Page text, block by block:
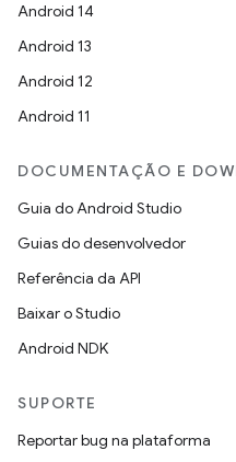
Android 14
Android 13
Android 12
Android 11
DOCUMENTAÇÃO E
Guia do Android Studio
Guias do desenvolvedor
Referência da API
Baixar o Studio
Android NDK
SUPORTE
Reportar bug na plataforma